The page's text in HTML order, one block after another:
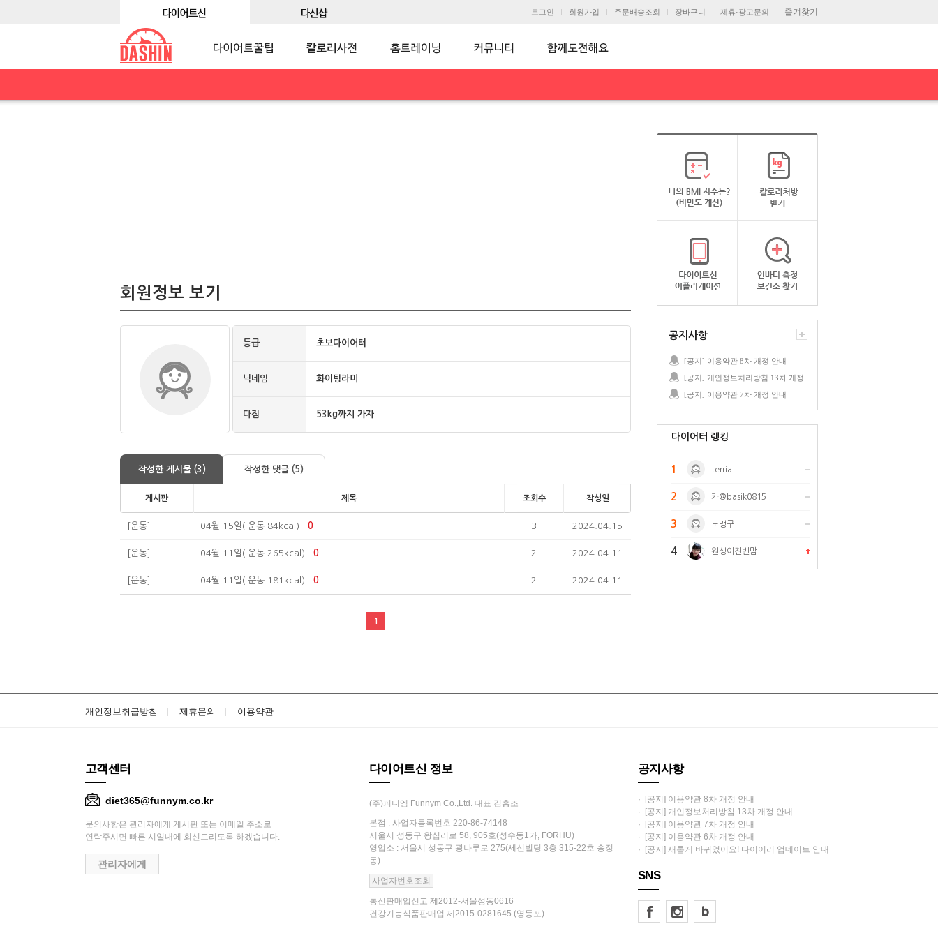
즐겨찾기
로그인 회원가입 주문배송조회 장바구니 제휴·광고문의
회원정보 보기
등급 초보다이어터
닉네임 화이팅라미
다짐 53kg까지 가자
작성한 게시물 (3) 작성한 댓글 (5)
게시판 제목 조회수 작성일
[운동] 04월 15일( 운동 84kcal) 0 3 2024.04.15
[운동] 04월 11일( 운동 265kcal) 0 2 2024.04.11
[운동] 04월 11일( 운동 181kcal) 0 2 2024.04.11
1
공지사항
[공지] 이용약관 8차 개정 안내
[공지] 이용약관 7차 개정 안내
다이어터 랭킹
1 terria
2 카@basik0815
3 노맹구
4 원싱이진빈맘
개인정보취급방침 제휴문의 이용약관
고객센터
diet365@funnym.co.kr
문의사항은 관리자에게 게시판 또는 이메일 주소로
연락주시면 빠른 시일내에 회신드리도록 하겠습니다.
관리자에게
다이어트신 정보
(주)퍼니엠 Funnym Co.,Ltd. 대표 김흥조
본점 : 사업자등록번호 220-86-74148
서울시 성동구 왕십리로 58, 905호(성수동1가, FORHU)
영업소 : 서울시 성동구 광나루로 275(세신빌딩 3층 315-22호 송정
동)
사업자번호조회
통신판매업신고 제2012-서울성동0616
건강기능식품판매업 제2015-0281645 (영등포)
공지사항
· [공지] 이용약관 8차 개정 안내
· [공지] 개인정보처리방침 13차 개정 안내
· [공지] 이용약관 7차 개정 안내
· [공지] 이용약관 6차 개정 안내
· [공지] 새롭게 바뀌었어요! 다이어리 업데이트 안내
SNS